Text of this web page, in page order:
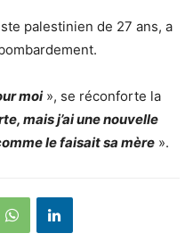
palestinien de 27 ans, a
moi », se réconforte la
mais j’ai une nouvelle
le faisait sa mère ».